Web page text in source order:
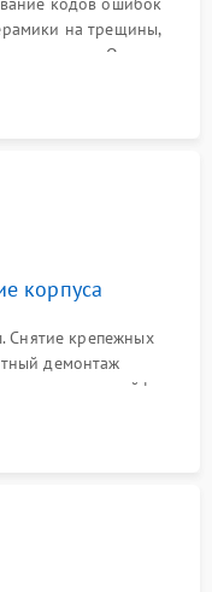
на трещины,
нагрева. Опрос
не видит посуду,
корпуса
Снятие крепежных
демонтаж
шлейфов
платам, катушкам